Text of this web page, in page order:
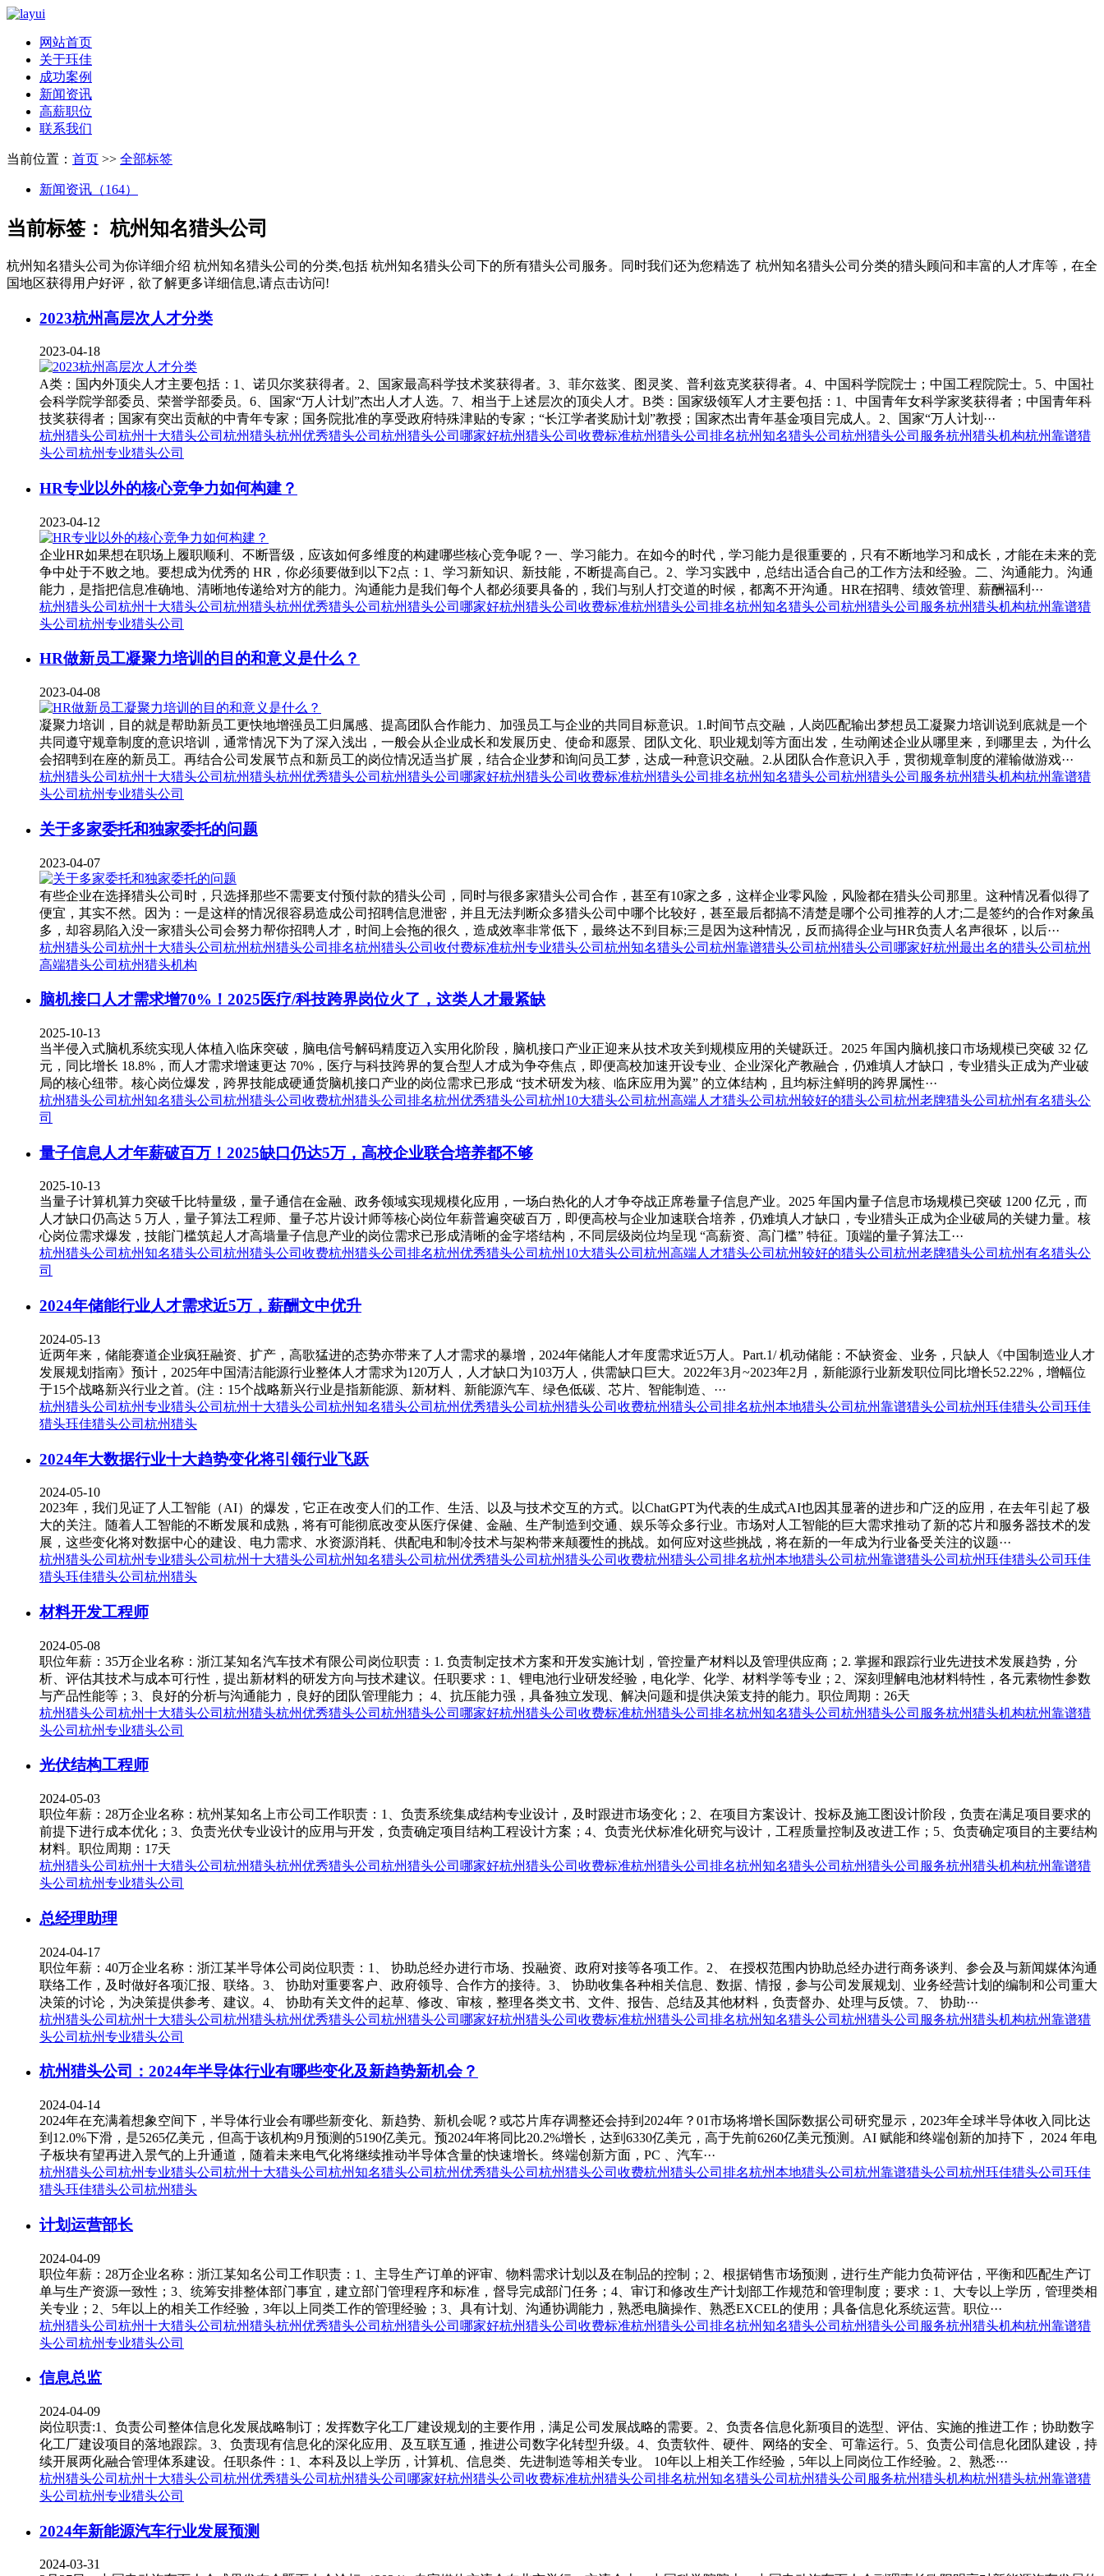
网站首页
关于珏佳
成功案例
新闻资讯
高薪职位
联系我们
当前位置： 首页 >> 全部标签
新闻资讯（164）
当前标签： 杭州知名猎头公司
杭州知名猎头公司 为你详细介绍 杭州知名猎头公司 的分类,包括 杭州知名猎头公司 下的所有猎头公司服务。同时我们还为您精选了 杭州知名猎头公司 分类的猎头顾问和丰富的人才库等，在全
国地区获得用户好评，欲了解更多详细信息,请点击访问!
2023杭州高层次人才分类
2023-04-18
A类：国内外顶尖人才主要包括：1、诺贝尔奖获得者。2、国家最高科学技术奖获得者。3、菲尔兹奖、图灵奖、普利兹克奖获得者。4、中国科学院院士；中国工程院院士。5、中国社
会科学院学部委员、荣誉学部委员。6、国家“万人计划”杰出人才人选。7、相当于上述层次的顶尖人才。B类：国家级领军人才主要包括：1、中国青年女科学家奖获得者；中国青年科
技奖获得者；国家有突出贡献的中青年专家；国务院批准的享受政府特殊津贴的专家；“长江学者奖励计划”教授；国家杰出青年基金项目完成人。2、国家“万人计划···
杭州猎头公司 杭州十大猎头公司 杭州猎头杭州优秀猎头公司 杭州猎头公司哪家好杭州猎头公司收费标准杭州猎头公司排名杭州知名猎头公司 杭州猎头公司服务杭州猎头机构杭州靠谱猎
头公司 杭州专业猎头公司
HR专业以外的核心竞争力如何构建？
2023-04-12
企业HR如果想在职场上履职顺利、不断晋级，应该如何多维度的构建哪些核心竞争呢？一、学习能力。在如今的时代，学习能力是很重要的，只有不断地学习和成长，才能在未来的竞
争中处于不败之地。要想成为优秀的 HR，你必须要做到以下2点：1、学习新知识、新技能，不断提高自己。2、学习实践中，总结出适合自己的工作方法和经验。二、沟通能力。沟通
能力，是指把信息准确地、清晰地传递给对方的能力。沟通能力是我们每个人都必须要具备的，我们与别人打交道的时候，都离不开沟通。HR在招聘、绩效管理、薪酬福利···
杭州猎头公司 杭州十大猎头公司 杭州猎头杭州优秀猎头公司 杭州猎头公司哪家好杭州猎头公司收费标准杭州猎头公司排名杭州知名猎头公司 杭州猎头公司服务杭州猎头机构杭州靠谱猎
头公司 杭州专业猎头公司
HR做新员工凝聚力培训的目的和意义是什么？
2023-04-08
凝聚力培训，目的就是帮助新员工更快地增强员工归属感、提高团队合作能力、加强员工与企业的共同目标意识。1.时间节点交融，人岗匹配输出梦想员工凝聚力培训说到底就是一个
共同遵守规章制度的意识培训，通常情况下为了深入浅出，一般会从企业成长和发展历史、使命和愿景、团队文化、职业规划等方面出发，生动阐述企业从哪里来，到哪里去，为什么
会招聘到在座的新员工。再结合公司发展节点和新员工的岗位情况适当扩展，结合企业梦和询问员工梦，达成一种意识交融。2.从团队合作意识入手，贯彻规章制度的灌输做游戏···
杭州猎头公司 杭州十大猎头公司 杭州猎头杭州优秀猎头公司 杭州猎头公司哪家好杭州猎头公司收费标准杭州猎头公司排名杭州知名猎头公司 杭州猎头公司服务杭州猎头机构杭州靠谱猎
头公司 杭州专业猎头公司
关于多家委托和独家委托的问题
2023-04-07
有些企业在选择猎头公司时，只选择那些不需要支付预付款的猎头公司，同时与很多家猎头公司合作，甚至有10家之多，这样企业零风险，风险都在猎头公司那里。这种情况看似得了
便宜，其实不然。因为：一是这样的情况很容易造成公司招聘信息泄密，并且无法判断众多猎头公司中哪个比较好，甚至最后都搞不清楚是哪个公司推荐的人才;二是签约的合作对象虽
多，却容易陷入没一家猎头公司会努力帮你招聘人才，时间上会拖的很久，造成效率非常低下，最终达不到目标;三是因为这种情况，反而搞得企业与HR负责人名声很坏，以后···
杭州猎头公司 杭州十大猎头公司 杭州杭州猎头公司排名杭州猎头公司收付费标准杭州专业猎头公司 杭州知名猎头公司 杭州靠谱猎头公司 杭州猎头公司哪家好杭州最出名的猎头公司 杭州
高端猎头公司 杭州猎头机构
脑机接口人才需求增70%！2025医疗/科技跨界岗位火了，这类人才最紧缺
2025-10-13
当半侵入式脑机系统实现人体植入临床突破，脑电信号解码精度迈入实用化阶段，脑机接口产业正迎来从技术攻关到规模应用的关键跃迁。2025 年国内脑机接口市场规模已突破 32 亿
元，同比增长 18.8%，而人才需求增速更达 70%，医疗与科技跨界的复合型人才成为争夺焦点，即便高校加速开设专业、企业深化产教融合，仍难填人才缺口，专业猎头正成为产业破
局的核心纽带。核心岗位爆发，跨界技能成硬通货脑机接口产业的岗位需求已形成 “技术研发为核、临床应用为翼” 的立体结构，且均标注鲜明的跨界属性···
杭州猎头公司 杭州知名猎头公司 杭州猎头公司收费杭州猎头公司排名杭州优秀猎头公司 杭州10大猎头公司 杭州高端人才猎头公司 杭州较好的猎头公司 杭州老牌猎头公司 杭州有名猎头公
司
量子信息人才年薪破百万！2025缺口仍达5万，高校企业联合培养都不够
2025-10-13
当量子计算机算力突破千比特量级，量子通信在金融、政务领域实现规模化应用，一场白热化的人才争夺战正席卷量子信息产业。2025 年国内量子信息市场规模已突破 1200 亿元，而
人才缺口仍高达 5 万人，量子算法工程师、量子芯片设计师等核心岗位年薪普遍突破百万，即便高校与企业加速联合培养，仍难填人才缺口，专业猎头正成为企业破局的关键力量。核
心岗位需求爆发，技能门槛筑起人才高墙量子信息产业的岗位需求已形成清晰的金字塔结构，不同层级岗位均呈现 “高薪资、高门槛” 特征。顶端的量子算法工···
杭州猎头公司 杭州知名猎头公司 杭州猎头公司收费杭州猎头公司排名杭州优秀猎头公司 杭州10大猎头公司 杭州高端人才猎头公司 杭州较好的猎头公司 杭州老牌猎头公司 杭州有名猎头公
司
2024年储能行业人才需求近5万，薪酬文中优升
2024-05-13
近两年来，储能赛道企业疯狂融资、扩产，高歌猛进的态势亦带来了人才需求的暴增，2024年储能人才年度需求近5万人。Part.1/ 机动储能：不缺资金、业务，只缺人《中国制造业人才
发展规划指南》预计，2025年中国清洁能源行业整体人才需求为120万人，人才缺口为103万人，供需缺口巨大。2022年3月~2023年2月，新能源行业新发职位同比增长52.22%，增幅位
于15个战略新兴行业之首。(注：15个战略新兴行业是指新能源、新材料、新能源汽车、绿色低碳、芯片、智能制造、···
杭州猎头公司 杭州专业猎头公司 杭州十大猎头公司 杭州知名猎头公司 杭州优秀猎头公司 杭州猎头公司收费杭州猎头公司排名杭州本地猎头公司 杭州靠谱猎头公司 杭州珏佳猎头公司 珏佳
猎头珏佳猎头公司 杭州猎头
2024年大数据行业十大趋势变化将引领行业飞跃
2024-05-10
2023年，我们见证了人工智能（AI）的爆发，它正在改变人们的工作、生活、以及与技术交互的方式。以ChatGPT为代表的生成式AI也因其显著的进步和广泛的应用，在去年引起了极
大的关注。随着人工智能的不断发展和成熟，将有可能彻底改变从医疗保健、金融、生产制造到交通、娱乐等众多行业。市场对人工智能的巨大需求推动了新的芯片和服务器技术的发
展，这些变化将对数据中心的建设、电力需求、水资源消耗、供配电和制冷技术与架构带来颠覆性的挑战。如何应对这些挑战，将在新的一年成为行业备受关注的议题···
杭州猎头公司 杭州专业猎头公司 杭州十大猎头公司 杭州知名猎头公司 杭州优秀猎头公司 杭州猎头公司收费杭州猎头公司排名杭州本地猎头公司 杭州靠谱猎头公司 杭州珏佳猎头公司 珏佳
猎头珏佳猎头公司 杭州猎头
材料开发工程师
2024-05-08
职位年薪：35万企业名称：浙江某知名汽车技术有限公司岗位职责：1. 负责制定技术方案和开发实施计划，管控量产材料以及管理供应商；2. 掌握和跟踪行业先进技术发展趋势，分
析、评估其技术与成本可行性，提出新材料的研发方向与技术建议。任职要求：1、锂电池行业研发经验，电化学、化学、材料学等专业；2、深刻理解电池材料特性，各元素物性参数
与产品性能等；3、良好的分析与沟通能力，良好的团队管理能力； 4、抗压能力强，具备独立发现、解决问题和提供决策支持的能力。职位周期：26天
杭州猎头公司 杭州十大猎头公司 杭州猎头杭州优秀猎头公司 杭州猎头公司哪家好杭州猎头公司收费标准杭州猎头公司排名杭州知名猎头公司 杭州猎头公司服务杭州猎头机构杭州靠谱猎
头公司 杭州专业猎头公司
光伏结构工程师
2024-05-03
职位年薪：28万企业名称：杭州某知名上市公司工作职责：1、负责系统集成结构专业设计，及时跟进市场变化；2、在项目方案设计、投标及施工图设计阶段，负责在满足项目要求的
前提下进行成本优化；3、负责光伏专业设计的应用与开发，负责确定项目结构工程设计方案；4、负责光伏标准化研究与设计，工程质量控制及改进工作；5、负责确定项目的主要结构
材料。职位周期：17天
杭州猎头公司 杭州十大猎头公司 杭州猎头杭州优秀猎头公司 杭州猎头公司哪家好杭州猎头公司收费标准杭州猎头公司排名杭州知名猎头公司 杭州猎头公司服务杭州猎头机构杭州靠谱猎
头公司 杭州专业猎头公司
总经理助理
2024-04-17
职位年薪：40万企业名称：浙江某半导体公司岗位职责：1、 协助总经办进行市场、投融资、政府对接等各项工作。2、 在授权范围内协助总经办进行商务谈判、参会及与新闻媒体沟通
联络工作，及时做好各项汇报、联络。3、 协助对重要客户、政府领导、合作方的接待。3、 协助收集各种相关信息、数据、情报，参与公司发展规划、业务经营计划的编制和公司重大
决策的讨论，为决策提供参考、建议。4、 协助有关文件的起草、修改、审核，整理各类文书、文件、报告、总结及其他材料，负责督办、处理与反馈。7、 协助···
杭州猎头公司 杭州十大猎头公司 杭州猎头杭州优秀猎头公司 杭州猎头公司哪家好杭州猎头公司收费标准杭州猎头公司排名杭州知名猎头公司 杭州猎头公司服务杭州猎头机构杭州靠谱猎
头公司 杭州专业猎头公司
杭州猎头公司：2024年半导体行业有哪些变化及新趋势新机会？
2024-04-14
2024年在充满着想象空间下，半导体行业会有哪些新变化、新趋势、新机会呢？或芯片库存调整还会持到2024年？01市场将增长国际数据公司研究显示，2023年全球半导体收入同比达
到12.0%下滑，是5265亿美元，但高于该机构9月预测的5190亿美元。预2024年将同比20.2%增长，达到6330亿美元，高于先前6260亿美元预测。AI 赋能和终端创新的加持下， 2024 年电
子板块有望再进入景气的上升通道，随着未来电气化将继续推动半导体含量的快速增长。终端创新方面，PC 、汽车···
杭州猎头公司 杭州专业猎头公司 杭州十大猎头公司 杭州知名猎头公司 杭州优秀猎头公司 杭州猎头公司收费杭州猎头公司排名杭州本地猎头公司 杭州靠谱猎头公司 杭州珏佳猎头公司 珏佳
猎头珏佳猎头公司 杭州猎头
计划运营部长
2024-04-09
职位年薪：28万企业名称：浙江某知名公司工作职责：1、主导生产订单的评审、物料需求计划以及在制品的控制；2、根据销售市场预测，进行生产能力负荷评估，平衡和匹配生产订
单与生产资源一致性；3、统筹安排整体部门事宜，建立部门管理程序和标准，督导完成部门任务；4、审订和修改生产计划部工作规范和管理制度；要求：1、大专以上学历，管理类相
关专业；2、5年以上的相关工作经验，3年以上同类工作的管理经验；3、具有计划、沟通协调能力，熟悉电脑操作、熟悉EXCEL的使用；具备信息化系统运营。职位···
杭州猎头公司 杭州十大猎头公司 杭州猎头杭州优秀猎头公司 杭州猎头公司哪家好杭州猎头公司收费标准杭州猎头公司排名杭州知名猎头公司 杭州猎头公司服务杭州猎头机构杭州靠谱猎
头公司 杭州专业猎头公司
信息总监
2024-04-09
岗位职责:1、负责公司整体信息化发展战略制订；发挥数字化工厂建设规划的主要作用，满足公司发展战略的需要。2、负责各信息化新项目的选型、评估、实施的推进工作；协助数字
化工厂建设项目的落地跟踪。3、负责现有信息化的深化应用、及互联互通，推进公司数字化转型升级。4、负责软件、硬件、网络的安全、可靠运行。5、负责公司信息化团队建设，持
续开展两化融合管理体系建设。任职条件：1、本科及以上学历，计算机、信息类、先进制造等相关专业。 10年以上相关工作经验，5年以上同岗位工作经验。2、熟悉···
杭州猎头公司 杭州十大猎头公司 杭州优秀猎头公司 杭州猎头公司哪家好杭州猎头公司收费标准杭州猎头公司排名杭州知名猎头公司 杭州猎头公司服务杭州猎头机构杭州猎头杭州靠谱猎
头公司 杭州专业猎头公司
2024年新能源汽车行业发展预测
2024-03-31